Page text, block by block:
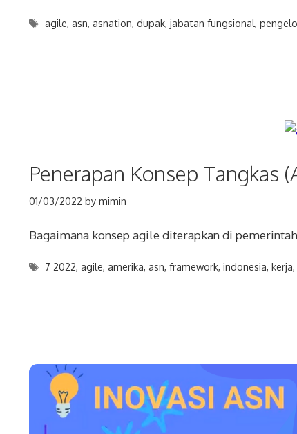
Tags
agile,asn,asnation,dupak,jabatan fungsional,
Penerapan Konsep Tangkas
01/03/2022 by mimin
Bagaimana konsep agile diterapkan di
Tags
7 2022,agile,amerika,asn,framework,indonesia,kerja